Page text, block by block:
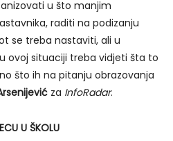
u što manjim
raditi na podizanju
se treba nastaviti, ali u
ovoj situaciji treba vidjeti šta to
što ih na pitanju obrazovanja
za InfoRadar.
U ŠKOLU